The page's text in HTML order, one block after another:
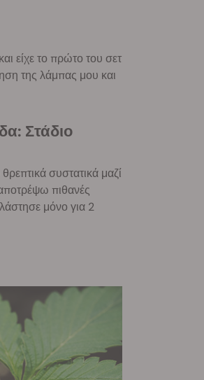
είχε το πρώτο του σετ
της λάμπας μου και
συστατικά μαζί
πιθανές
μόνο για 2